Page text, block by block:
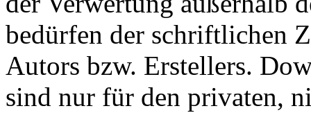
bedürfen der schriftlichen
Autors bzw. Erstellers.
sind nur für den privaten,